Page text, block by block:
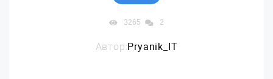
3265 2
Автор:Pryanik_IT